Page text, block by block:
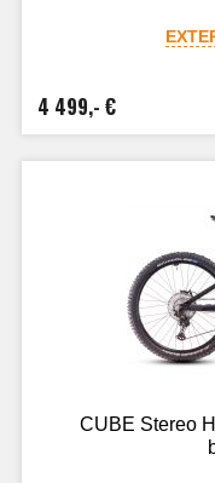
4 499,- €
CUBE Stereo